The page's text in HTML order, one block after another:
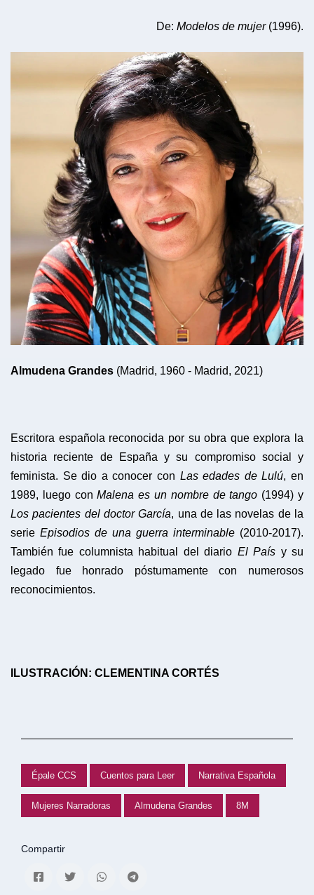
De: Modelos de mujer(1996).
Almudena Grandes (Madrid, 1960 - Madrid, 2021)
Escritora española reconocida por su obra que explora la
historia reciente de España y su compromiso social y
feminista. Se dio a conocer con Las edades de Lulú, en
1989, luego conMalena es un nombre de tango (1994) y
Los pacientes del doctor García, una de las novelas de la
serie Episodios de una guerra interminable (2010-2017).
También fue columnista habitual del diario El País y su
legado fue honrado póstumamente con numerosos
reconocimientos.
ILUSTRACIÓN: CLEMENTINA CORTÉS
Épale CCS Cuentos para Leer Narrativa Española
Mujeres Narradoras Almudena Grandes 8M
Compartir